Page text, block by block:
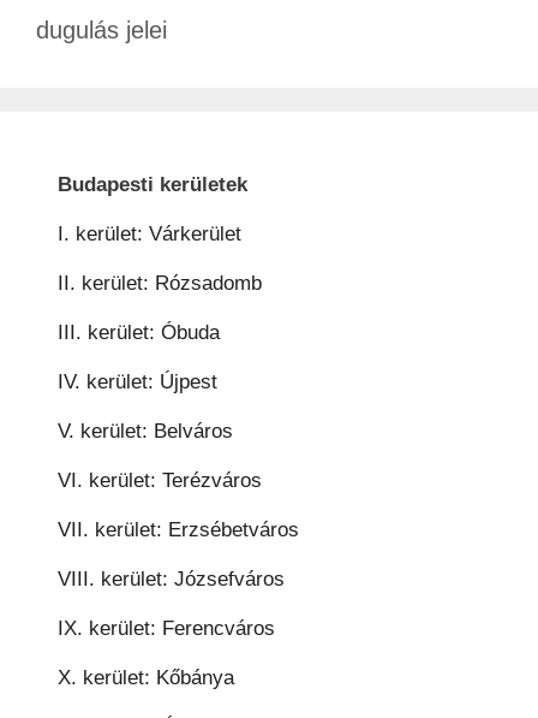
dugulás jelei
Budapesti kerületek
I. kerület: Várkerület
II. kerület: Rózsadomb
III. kerület: Óbuda
IV. kerület: Újpest
V. kerület: Belváros
VI. kerület: Terézváros
VII. kerület: Erzsébetváros
VIII. kerület: Józsefváros
IX. kerület: Ferencváros
X. kerület: Kőbánya